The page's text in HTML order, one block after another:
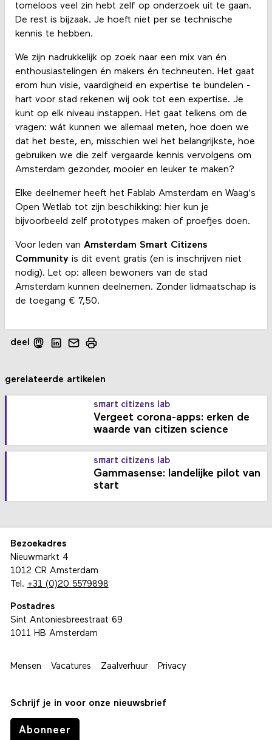
tomeloos veel zin hebt zelf op onderzoek uit te gaan.
De rest is bijzaak. Je hoeft niet per se technische
kennis te hebben.
We zijn nadrukkelijk op zoek naar een mix van én
enthousiastelingen én makers én techneuten. Het gaat
erom hun visie, vaardigheid en expertise te bundelen -
hart voor stad rekenen wij ook tot een expertise. Je
kunt op elk niveau instappen. Het gaat telkens om de
vragen: wát kunnen we allemaal meten, hoe doen we
dat het beste, en, misschien wel het belangrijkste, hoe
gebruiken we die zelf vergaarde kennis vervolgens om
Amsterdam gezonder, mooier en leuker te maken?
Elke deelnemer heeft het Fablab Amsterdam en Waag's
Open Wetlab tot zijn beschikking: hier kun je
bijvoorbeeld zelf prototypes maken of proefjes doen.
Voor leden van Amsterdam Smart Citizens
Communityis dit event gratis (en is inschrijven niet
nodig). Let op: alleen bewoners van de stad
Amsterdam kunnen deelnemen. Zonder lidmaatschap is
de toegang € 7,50.
deel
gerelateerde artikelen
smart citizens lab
Vergeet corona-apps: erken de
waarde van citizen science
smart citizens lab
Gammasense: landelijke pilot van
start
Bezoekadres
Nieuwmarkt 4
1012 CR Amsterdam
Tel. +31 (0)20 5579898
Postadres
Sint Antoniesbreestraat 69
1011 HB Amsterdam
Mensen Vacatures Zaalverhuur Privacy
Schrijf je in voor onze nieuwsbrief
Abonneer